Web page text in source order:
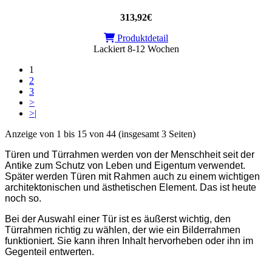
313,92€
Produktdetail
Lackiert 8-12 Wochen
1
2
3
>
>|
Anzeige von 1 bis 15 von 44 (insgesamt 3 Seiten)
Türen und Türrahmen werden von der Menschheit seit der
Antike zum Schutz von Leben und Eigentum verwendet.
Später werden Türen mit Rahmen auch zu einem wichtigen
architektonischen und ästhetischen Element. Das ist heute
noch so.
Bei der Auswahl einer Tür ist es äußerst wichtig, den
Türrahmen richtig zu wählen, der wie ein Bilderrahmen
funktioniert. Sie kann ihren Inhalt hervorheben oder ihn im
Gegenteil entwerten.